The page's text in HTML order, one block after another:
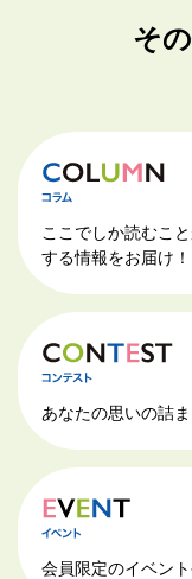
そ
ここでしか読むこ
する情報をお届け！
あなたの思いの詰
会員限定のイベン